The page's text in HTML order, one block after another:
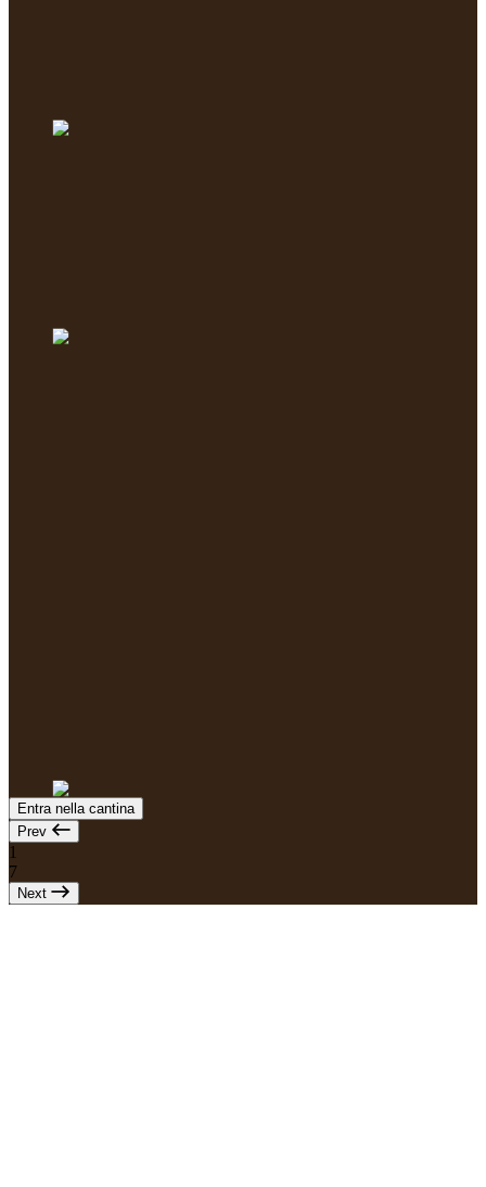
Entra nella cantina
Prev
1
7
Next